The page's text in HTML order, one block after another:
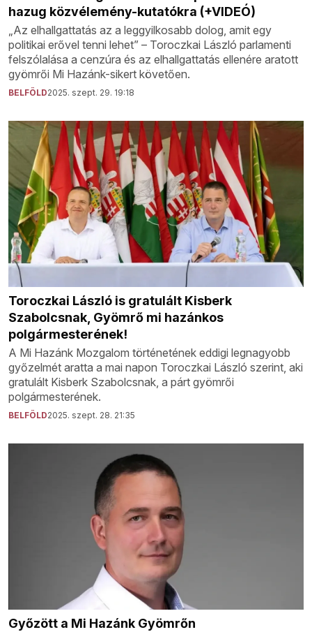
hazug közvélemény-kutatókra (+VIDEÓ)
„Az elhallgattatás az a leggyilkosabb dolog, amit egy
politikai erővel tenni lehet” – Toroczkai László parlamenti
felszólalása a cenzúra és az elhallgattatás ellenére aratott
gyömrői Mi Hazánk-sikert követően.
BELFÖLD2025. szept. 29. 19:18
Toroczkai László is gratulált Kisberk
Szabolcsnak, Gyömrő mi hazánkos
polgármesterének!
A Mi Hazánk Mozgalom történetének eddigi legnagyobb
győzelmét aratta a mai napon Toroczkai László szerint, aki
gratulált Kisberk Szabolcsnak, a párt gyömrői
polgármesterének.
BELFÖLD2025. szept. 28. 21:35
Győzött a Mi Hazánk Gyömrőn